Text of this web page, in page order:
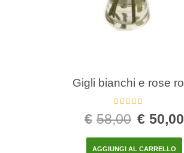
Gigli bianchi e rose
su 5
€ 58,00 € 50,00
AGGIUNGI AL CARRELLO